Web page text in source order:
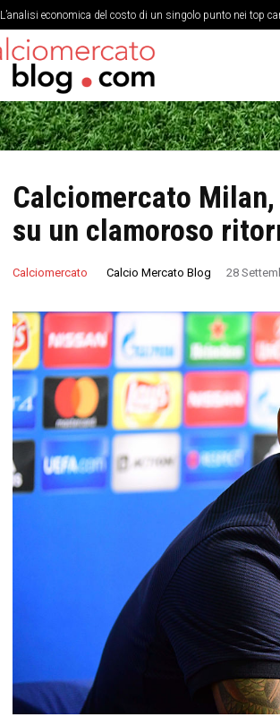
L’analisi economica del costo di un singolo punto nei top
Calciomercato
su un clamoroso
Calciomercato Calcio Mercato Blog 28